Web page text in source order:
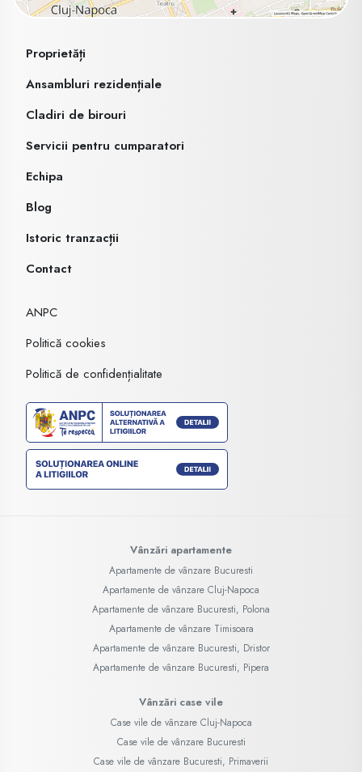
Proprietăți
Ansambluri rezidențiale
Cladiri de birouri
Servicii pentru cumparatori
Echipa
Blog
Istoric tranzacții
Contact
ANPC
Politică cookies
Politică de confidențialitate
Vânzări apartamente
Apartamente de vânzare Bucuresti
Apartamente de vânzare Cluj-Napoca
Apartamente de vânzare Bucuresti, Polona
Apartamente de vânzare Timisoara
Apartamente de vânzare Bucuresti, Dristor
Apartamente de vânzare Bucuresti, Pipera
Vânzări case vile
Case vile de vânzare Cluj-Napoca
Case vile de vânzare Bucuresti
Case vile de vânzare Bucuresti, Primaverii